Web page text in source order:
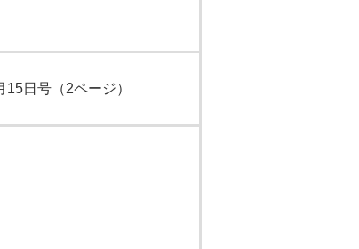
日号（2ページ）